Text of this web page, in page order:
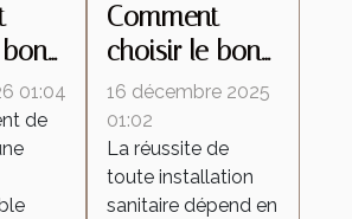
01:04
de
Comment
choisir le bon
matériel pour
vos
installations
sanitaires ?
16 décembre 2025
01:02
La réussite de
toute installation
sanitaire dépend en